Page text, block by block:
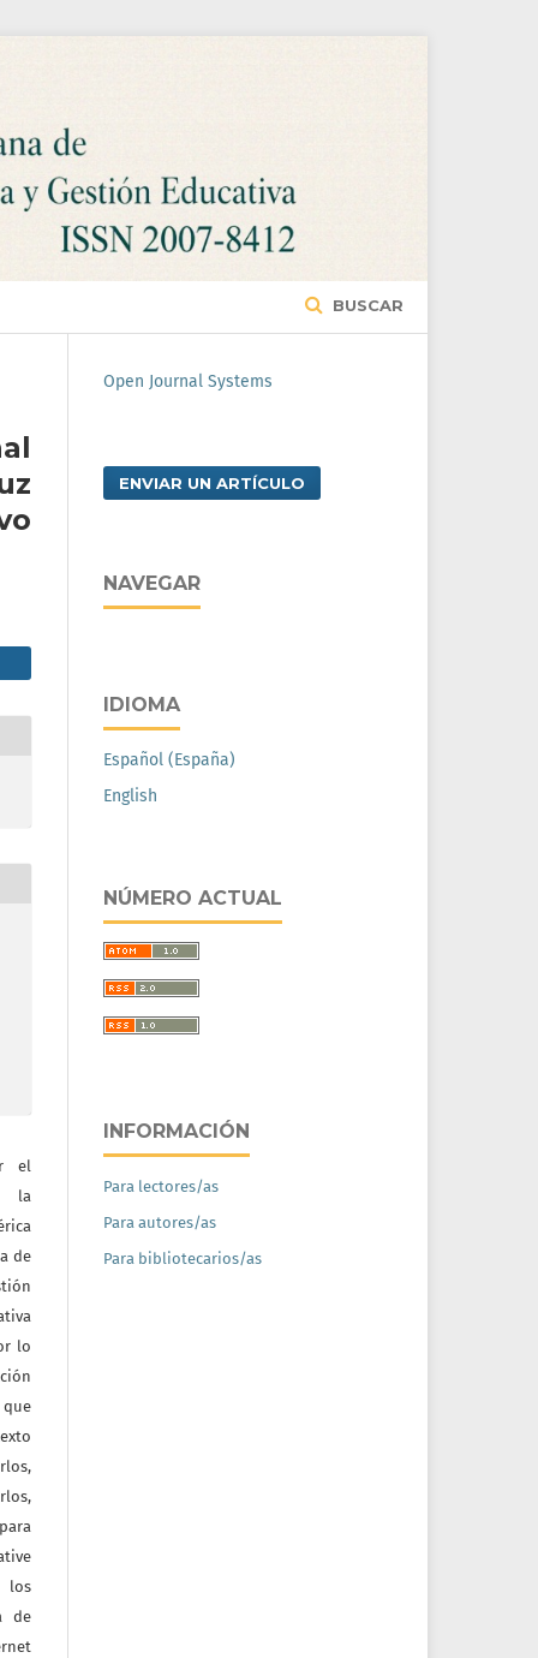
BUSCAR
el
la
de
lo
los
de
Open Journal Systems
ENVIAR UN ARTÍCULO
NAVEGAR
IDIOMA
Español (España)
English
NÚMERO ACTUAL
INFORMACIÓN
Para lectores/as
Para autores/as
Para bibliotecarios/as